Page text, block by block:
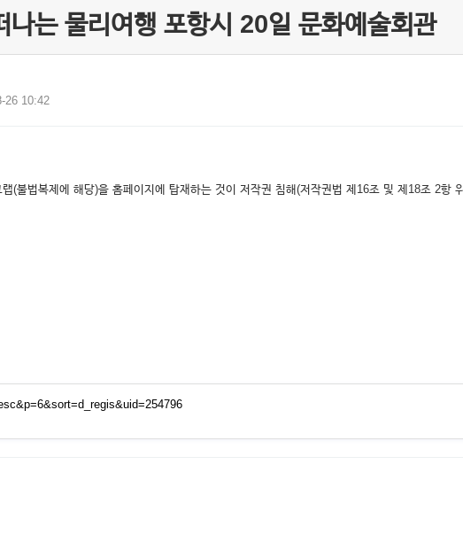
는 물리여행 포항시 20일 문화예술회관
26 10:42
(불법복제에 해당)을 홈페이지에 탑재하는 것이 저작권 침해(저작권법 제16조 및 제18조 2항